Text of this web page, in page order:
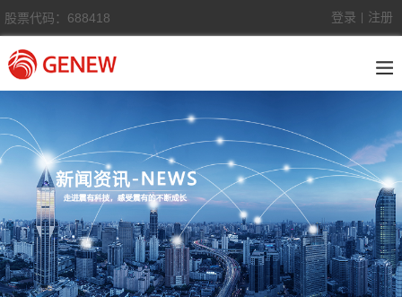
股票代码：688418 登录 注册